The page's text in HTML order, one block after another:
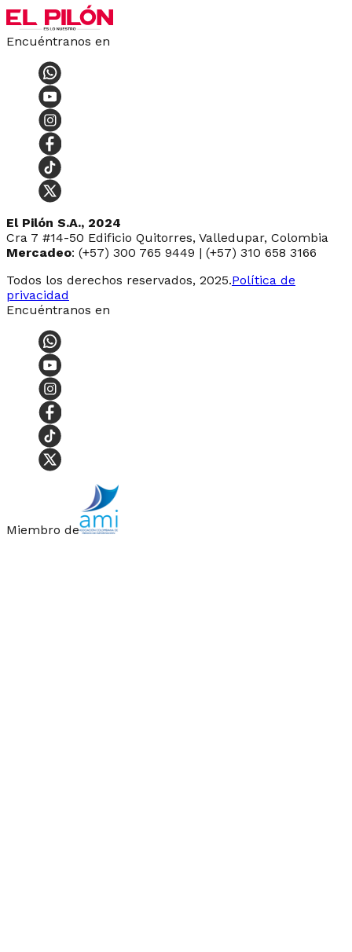
Encuéntranos en
El Pilón S.A., 2024
Cra 7 #14-50 Edificio Quitorres, Valledupar, Colombia
Mercadeo: (+57) 300 765 9449 | (+57) 310 658 3166
Todos los derechos reservados, 2025.Política de
privacidad
Encuéntranos en
Miembro de